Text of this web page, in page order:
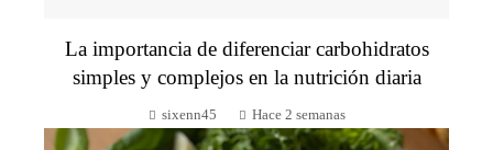
La importancia de diferenciar carbohidratos
simples y complejos en la nutrición diaria
sixenn45 Hace 2 semanas